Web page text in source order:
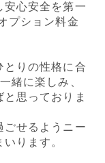
安心安全を第一
プション料金
とりの性格に合
緒に楽しみ、
思っておりま
ごせるようニー
ります。